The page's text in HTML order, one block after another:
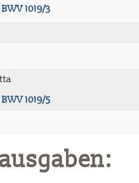
BWV 1019/3
BWV 1019/5